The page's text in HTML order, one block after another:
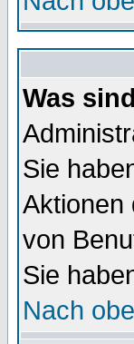
Was
Sie
Aktionen
von
Sie
Nach